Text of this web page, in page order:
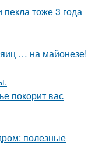
пекла тоже 3 года
… на майонезе!
покорит вас
полезные